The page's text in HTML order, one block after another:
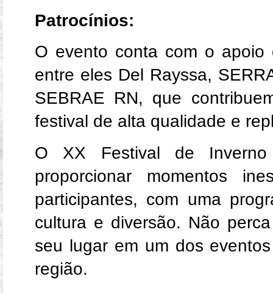
Patrocínios:
O evento conta com o apoio
entre eles Del Rayssa,
SEBRAE RN, que
festival de alta qualidade e
O XX Festival de
proporcionar momentos
participantes, com uma
cultura e diversão. Não
seu lugar em um dos
região.